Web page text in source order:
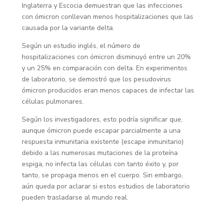
Inglaterra y Escocia demuestran que las infecciones
con ómicron conllevan menos hospitalizaciones que las
causada por la variante delta.
Según un estudio inglés, el número de
hospitalizaciones con ómicron disminuyó entre un 20%
y un 25% en comparación con delta. En experimentos
de laboratorio, se demostró que los pesudovirus
ómicron producidos eran menos capaces de infectar las
células pulmonares.
Según los investigadores, esto podría significar que,
aunque ómicron puede escapar parcialmente a una
respuesta inmunitaria existente (escape inmunitario)
debido a las numerosas mutaciones de la proteína
espiga, no infecta las células con tanto éxito y, por
tanto, se propaga menos en el cuerpo. Sin embargo,
aún queda por aclarar si estos estudios de laboratorio
pueden trasladarse al mundo real.